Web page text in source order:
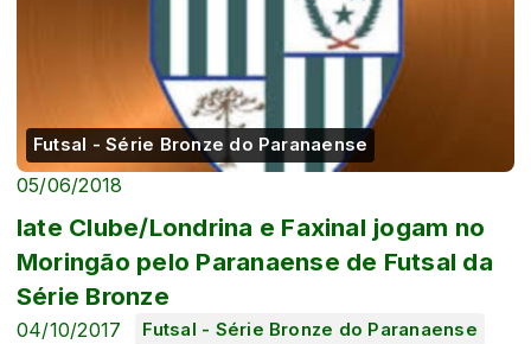
Futsal - Série Bronze do Paranaense
05/06/2018
Iate Clube/Londrina e Faxinal jogam no
Moringão pelo Paranaense de Futsal da
Série Bronze
Futsal - Série Bronze do Paranaense
04/10/2017